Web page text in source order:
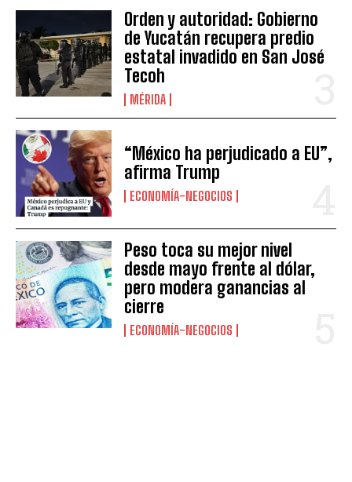
Orden y autoridad: Gobierno
de Yucatán recupera predio
estatal invadido en San José
Tecoh
MÉRIDA
“México ha perjudicado a EU”,
afirma Trump
ECONOMÍA-NEGOCIOS
Peso toca su mejor nivel
desde mayo frente al dólar,
pero modera ganancias al
cierre
ECONOMÍA-NEGOCIOS